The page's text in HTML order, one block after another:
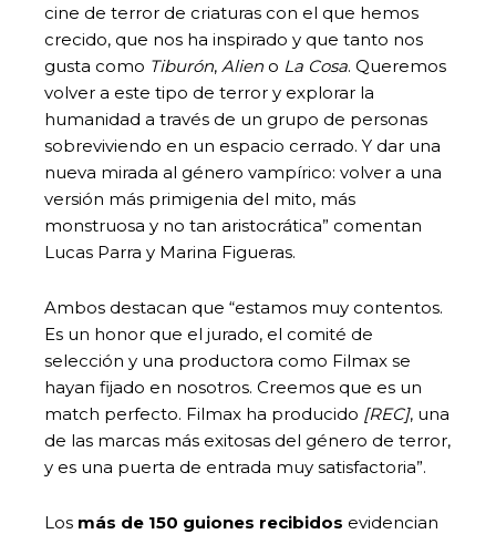
cine de terror de criaturas con el que hemos
crecido, que nos ha inspirado y que tanto nos
gusta como Tiburón, Alien o La Cosa. Queremos
volver a este tipo de terror y explorar la
humanidad a través de un grupo de personas
sobreviviendo en un espacio cerrado. Y dar una
nueva mirada al género vampírico: volver a una
versión más primigenia del mito, más
monstruosa y no tan aristocrática” comentan
Lucas Parra y Marina Figueras.
Ambos destacan que “estamos muy contentos.
Es un honor que el jurado, el comité de
selección y una productora como Filmax se
hayan fijado en nosotros. Creemos que es un
match perfecto. Filmax ha producido [REC], una
de las marcas más exitosas del género de terror,
y es una puerta de entrada muy satisfactoria”.
Los más de 150 guiones recibidos evidencian